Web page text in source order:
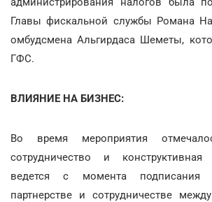
Главы фискальной службы Романа
омбудсмена Альгирдаса Шеметы,
ГФС.
ВЛИЯНИЕ НА БИЗНЕС:
Во время мероприятия
сотрудничество и конструктивная
ведется с момента подписания
партнерстве и сотрудничестве